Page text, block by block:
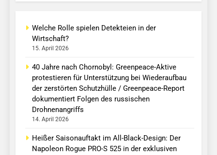
Welche Rolle spielen Detekteien in der
Wirtschaft?
15. April 2026
40 Jahre nach Chornobyl: Greenpeace-Aktive
protestieren für Unterstützung bei Wiederaufbau
der zerstörten Schutzhülle / Greenpeace-Report
dokumentiert Folgen des russischen
Drohnenangriffs
14. April 2026
Heißer Saisonauftakt im All-Black-Design: Der
Napoleon Rogue PRO-S 525 in der exklusiven